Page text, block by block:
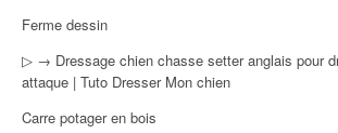
Ferme dessin
▷ → Dressage chien chasse setter anglais pour
attaque | Tuto Dresser Mon chien
Carre potager en bois